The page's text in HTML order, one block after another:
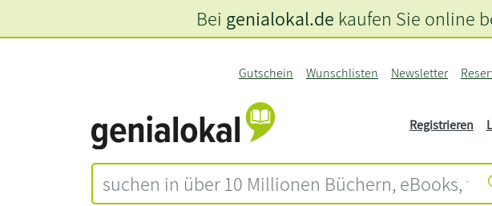
Gutschein Wunschlisten Newsletter
Registrieren
Bei genialokal.de kaufen Sie online